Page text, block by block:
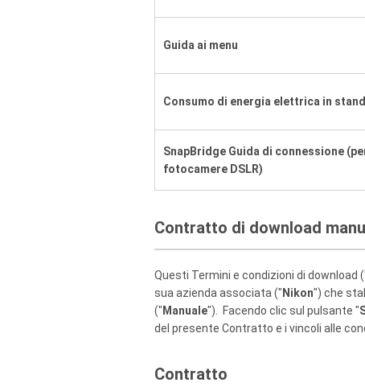
Guida ai menu
Consumo di energia elettrica in
SnapBridge Guida di connessione
fotocamere DSLR)
Contratto di download
Questi Termini e condizioni di download
sua azienda associata (" Nikon") che
(" Manuale"). Facendo clic sul pulsante "
del presente Contratto e i vincoli alle
Contratto